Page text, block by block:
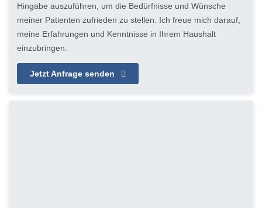
Hingabe auszuführen, um die Bedürfnisse und Wünsche
meiner Patienten zufrieden zu stellen. Ich freue mich darauf,
meine Erfahrungen und Kenntnisse in Ihrem Haushalt
einzubringen.
Jetzt Anfrage senden